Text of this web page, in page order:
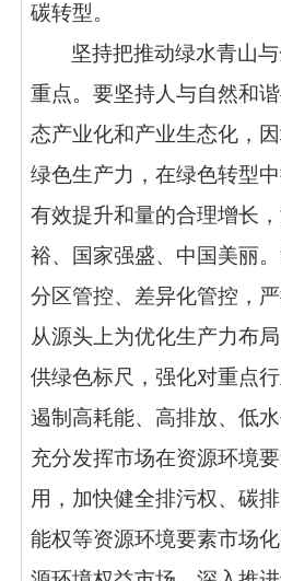
碳转型。
坚持把推动绿水青山
重点。要坚持人与自然和
态产业化和产业生态化，
绿色生产力，在绿色转型
有效提升和量的合理增长
裕、国家强盛、中国美丽
分区管控、差异化管控，
从源头上为优化生产力布
供绿色标尺，强化对重点
遏制高耗能、高排放、低水
充分发挥市场在资源环境
用，加快健全排污权、碳
能权等资源环境要素市场